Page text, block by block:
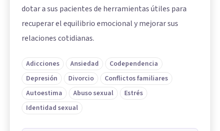
dotar a sus pacientes de herramientas útiles para
recuperar el equilibrio emocional y mejorar sus
relaciones cotidianas.
Adicciones Ansiedad
Codependencia
Depresión
Divorcio
Conflictos familiares
Autoestima
Abuso sexual
Estrés
Identidad sexual